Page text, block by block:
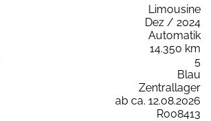
Limousine
Dez / 2024
Automatik
14.350 km
5
Blau
Zentrallager
ab ca. 12.08.2026
R008413